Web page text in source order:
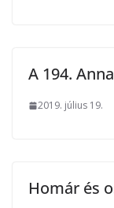
A 194.
2019. július 19.
Homár és